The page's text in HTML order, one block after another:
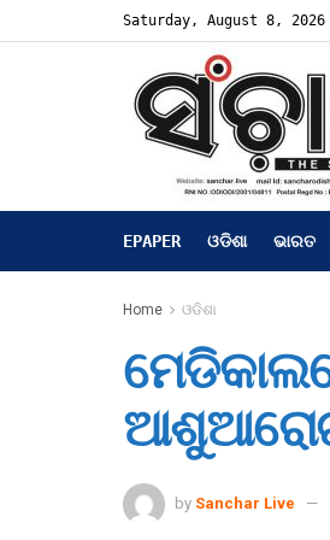
Saturday, August 8, 2026
EPAPER ଓଡିଶା ଭାରତ
Home ଓଡିଶା
by Sanchar Live